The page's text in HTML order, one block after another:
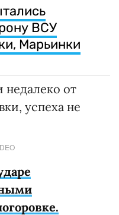
ВСУ
Марьинки
недалеко от
успеха не